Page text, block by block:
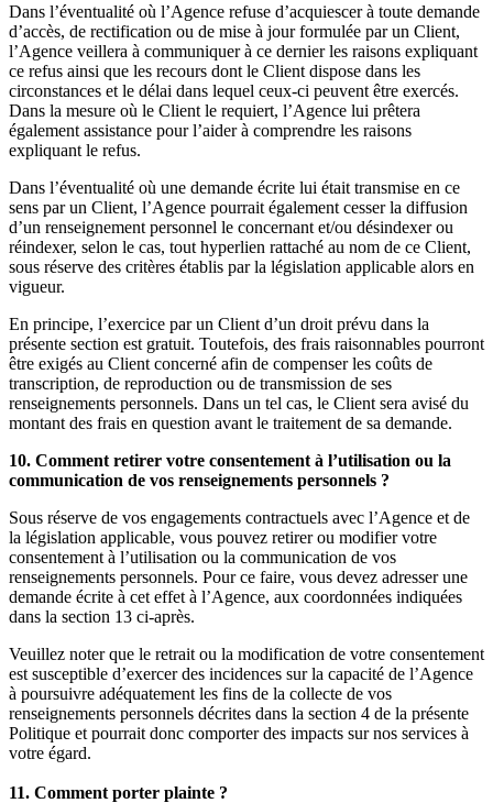
Dans l’éventualité où l’Agence refuse d’acquiescer à toute demande
d’accès, de rectification ou de mise à jour formulée par un Client,
l’Agence veillera à communiquer à ce dernier les raisons expliquant
ce refus ainsi que les recours dont le Client dispose dans les
circonstances et le délai dans lequel ceux-ci peuvent être exercés.
Dans la mesure où le Client le requiert, l’Agence lui prêtera
également assistance pour l’aider à comprendre les raisons
expliquant le refus.
Dans l’éventualité où une demande écrite lui était transmise en ce
sens par un Client, l’Agence pourrait également cesser la diffusion
d’un renseignement personnel le concernant et/ou désindexer ou
réindexer, selon le cas, tout hyperlien rattaché au nom de ce Client,
sous réserve des critères établis par la législation applicable alors en
vigueur.
En principe, l’exercice par un Client d’un droit prévu dans la
présente section est gratuit. Toutefois, des frais raisonnables pourront
être exigés au Client concerné afin de compenser les coûts de
transcription, de reproduction ou de transmission de ses
renseignements personnels. Dans un tel cas, le Client sera avisé du
montant des frais en question avant le traitement de sa demande.
10. Comment retirer votre consentement à l’utilisation ou la
communication de vos renseignements personnels ?
Sous réserve de vos engagements contractuels avec l’Agence et de
la législation applicable, vous pouvez retirer ou modifier votre
consentement à l’utilisation ou la communication de vos
renseignements personnels. Pour ce faire, vous devez adresser une
demande écrite à cet effet à l’Agence, aux coordonnées indiquées
dans la section 13 ci-après.
Veuillez noter que le retrait ou la modification de votre consentement
est susceptible d’exercer des incidences sur la capacité de l’Agence
à poursuivre adéquatement les fins de la collecte de vos
renseignements personnels décrites dans la section 4 de la présente
Politique et pourrait donc comporter des impacts sur nos services à
votre égard.
11. Comment porter plainte ?